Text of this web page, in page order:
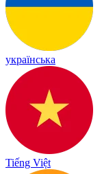
українська
Tiếng Việt